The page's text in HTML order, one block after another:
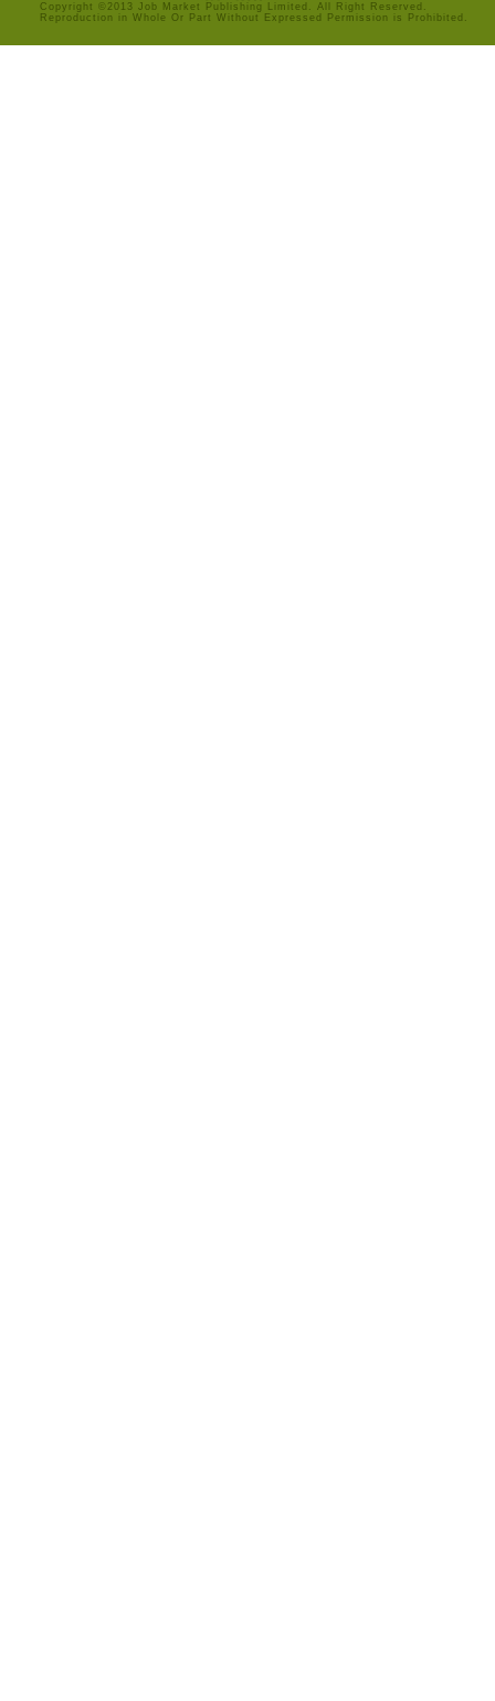
Copyright ©2013 Job Market Publishing Limited. All Right Reserved.
Reproduction in Whole Or Part Without Expressed Permission is Prohibited.